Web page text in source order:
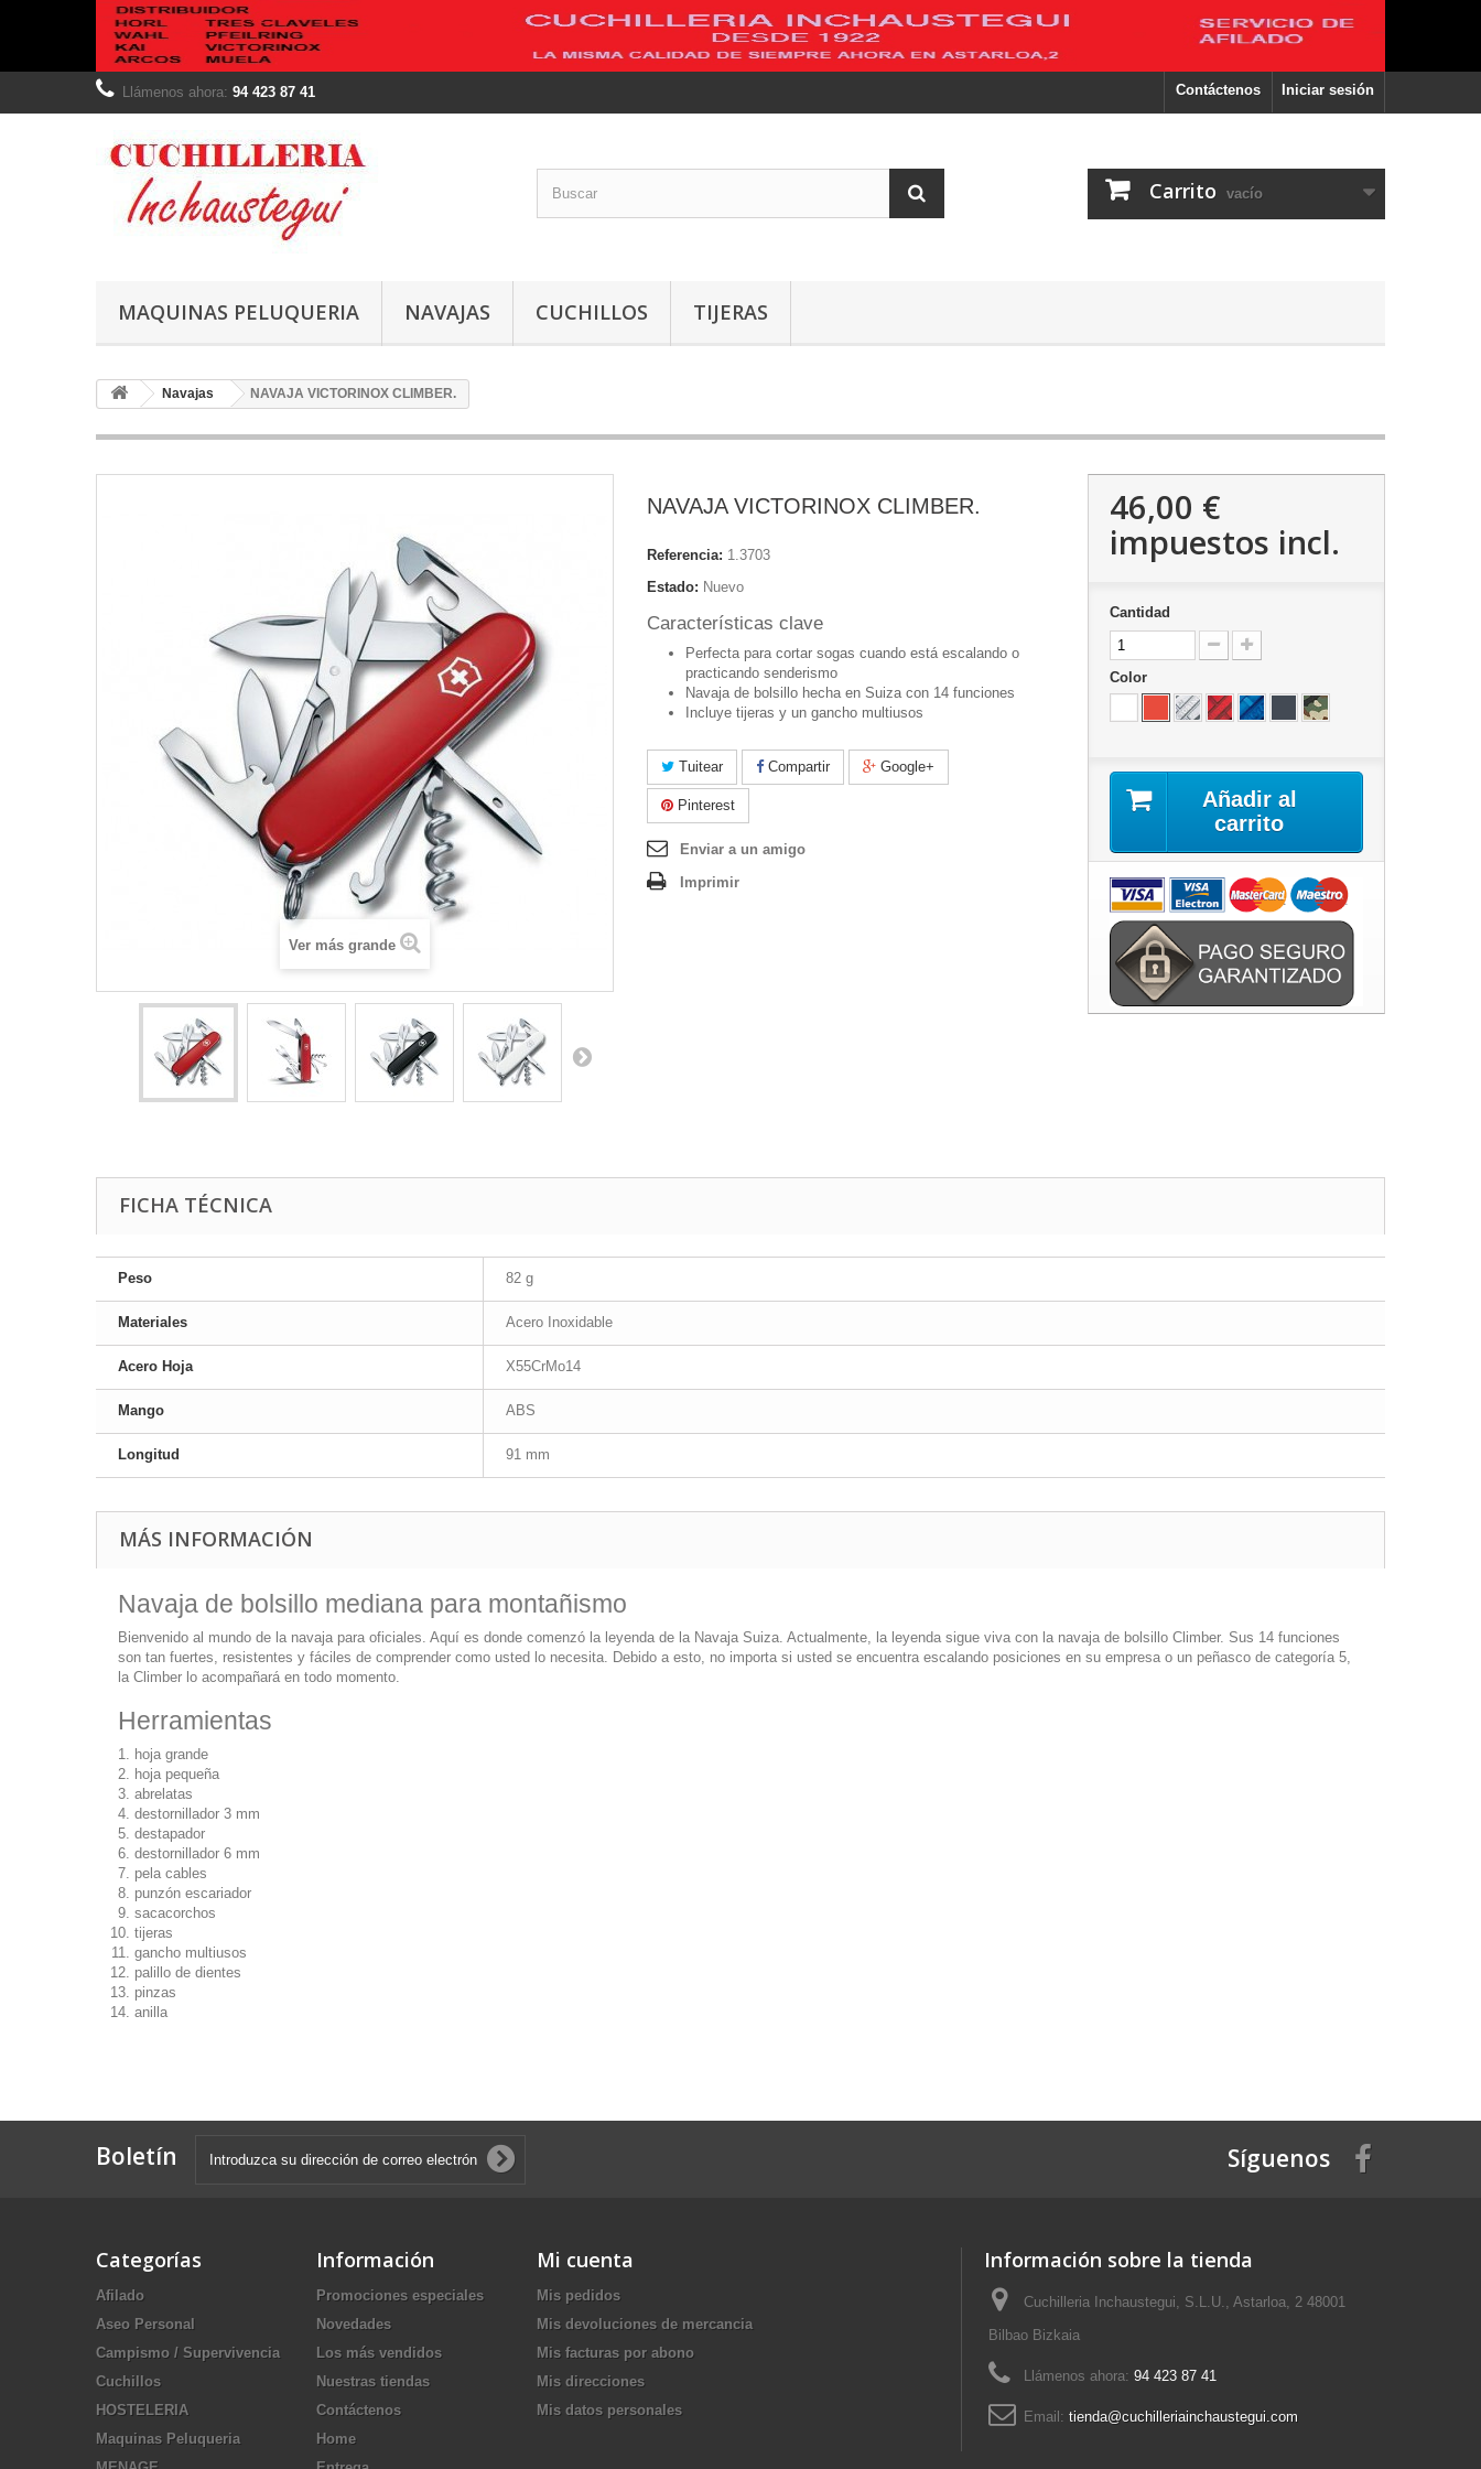
Iniciar sesión
Contáctenos
Llámenos ahora: 94 423 87 41
Carrito vacío
MAQUINAS PELUQUERIA NAVAJAS CUCHILLOS TIJERAS
Navajas NAVAJA VICTORINOX CLIMBER.
Ver más grande
NAVAJA VICTORINOX CLIMBER.
Referencia: 1.3703
Estado: Nuevo
Características clave
Perfecta para cortar sogas cuando está escalando o
practicando senderismo
Navaja de bolsillo hecha en Suiza con 14 funciones
Incluye tijeras y un gancho multiusos
Tuitear Compartir Google+
Pinterest
Enviar a un amigo
Imprimir
46,00 €
impuestos incl.
Cantidad
Color
Añadir al
carrito
FICHA TÉCNICA
Peso 82 g
Materiales Acero Inoxidable
Acero Hoja X55CrMo14
Mango ABS
Longitud 91 mm
MÁS INFORMACIÓN
Navaja de bolsillo mediana para montañismo
Bienvenido al mundo de la navaja para oficiales. Aquí es donde comenzó la leyenda de la Navaja Suiza. Actualmente, la leyenda sigue viva con la navaja de bolsillo Climber. Sus 14 funciones
son tan fuertes, resistentes y fáciles de comprender como usted lo necesita. Debido a esto, no importa si usted se encuentra escalando posiciones en su empresa o un peñasco de categoría 5,
la Climber lo acompañará en todo momento.
Herramientas
hoja grande
hoja pequeña
abrelatas
destornillador 3 mm
destapador
destornillador 6 mm
pela cables
punzón escariador
sacacorchos
tijeras
gancho multiusos
palillo de dientes
pinzas
anilla
Boletín Síguenos
Categorías
Afilado
Aseo Personal
Campismo / Supervivencia
Cuchillos
HOSTELERIA
Maquinas Peluqueria
Información
Promociones especiales
Novedades
Los más vendidos
Nuestras tiendas
Contáctenos
Home
Mi cuenta
Mis pedidos
Mis devoluciones de mercancia
Mis facturas por abono
Mis direcciones
Mis datos personales
Información sobre la tienda
Cuchilleria Inchaustegui, S.L.U., Astarloa, 2 48001
Bilbao Bizkaia
Llámenos ahora: 94 423 87 41
Email: tienda@cuchilleriainchaustegui.com